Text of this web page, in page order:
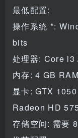
最低配置:
操作系统 *:
bits
处理器: Core
内存: 4 GB RAM
显卡: GTX
Radeon HD
存储空间: 需要